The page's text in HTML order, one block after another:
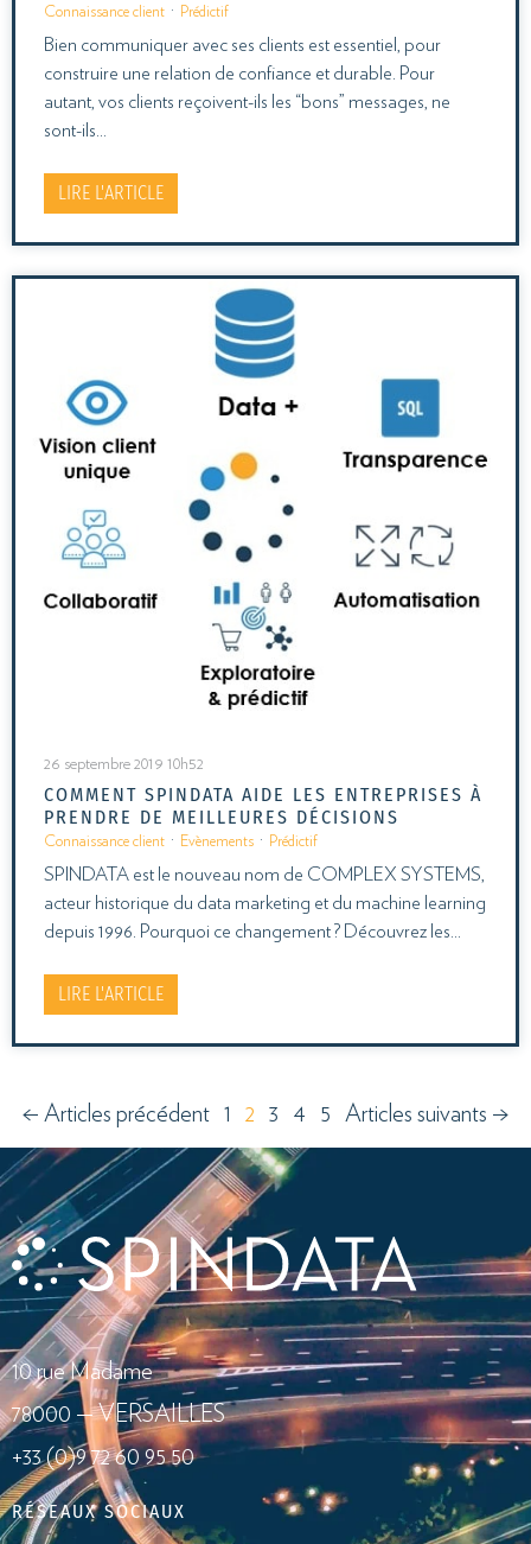
Connaissance client · Prédictif
Bien communiquer avec ses clients est essentiel, pour
construire une relation de confiance et durable. Pour
autant, vos clients reçoivent-ils les “bons” messages, ne
sont-ils…
LIRE L'ARTICLE
26 septembre 2019 10h52
COMMENT SPINDATA AIDE LES ENTREPRISES À
PRENDRE DE MEILLEURES DÉCISIONS
Connaissance client · Evènements · Prédictif
SPINDATA est le nouveau nom de COMPLEX SYSTEMS,
acteur historique du data marketing et du machine learning
depuis 1996. Pourquoi ce changement ? Découvrez les…
LIRE L'ARTICLE
← Articles précédent 1 2 3 4 5 Articles suivants →
10 rue Madame
78000 — VERSAILLES
+33 (0)9 72 60 95 50
RÉSEAUX SOCIAUX